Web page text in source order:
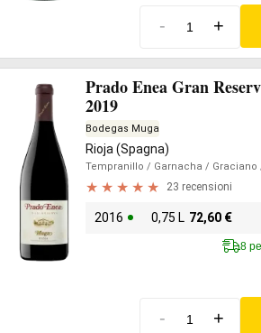
- +
Prado Enea Gran
2019
Bodegas Muga
Rioja (Spagna)
Tempranillo / Garnacha / Graciano
23 recensioni
2016 0,75 L 72,60 €
8
- +